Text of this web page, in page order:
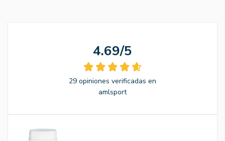
4.69/5
29 opiniones verificadas en
amlsport